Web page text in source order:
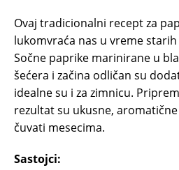
Ovaj tradicionalni recept za
lukomvraća nas u vreme
Sočne paprike marinirane u
šećera i začina odličan su
idealne su i za zimnicu.
rezultat su ukusne,
čuvati mesecima.
Sastojci: